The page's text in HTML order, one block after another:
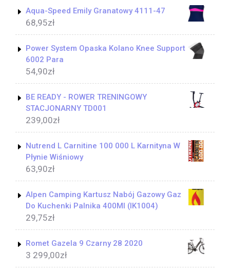
Aqua-Speed Emily Granatowy 4111-47
68,95zł
Power System Opaska Kolano Knee Support
6002 Para
54,90zł
BE READY - ROWER TRENINGOWY
STACJONARNY TD001
239,00zł
Nutrend L Carnitine 100 000 L Karnityna W
Płynie Wiśniowy
63,90zł
Alpen Camping Kartusz Nabój Gazowy Gaz
Do Kuchenki Palnika 400Ml (IK1004)
29,75zł
Romet Gazela 9 Czarny 28 2020
3 299,00zł